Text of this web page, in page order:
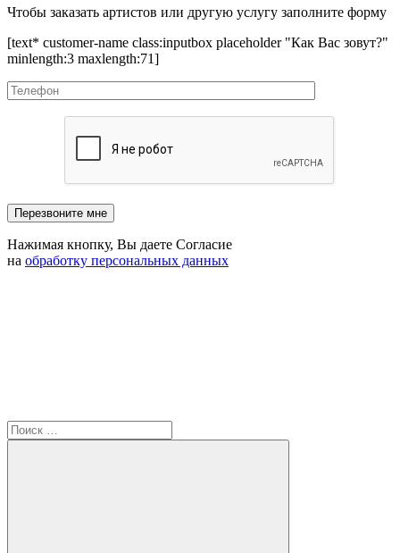
Чтобы заказать артистов или другую услугу заполните форму
[text* customer-name class:inputbox placeholder "Как Вас зовут?"
minlength:3 maxlength:71]
Нажимая кнопку, Вы даете Согласие
на обработку персональных данных